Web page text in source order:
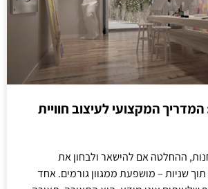
המקצועי לעיצוב חוויית
ההחלטה אם להישאר ולבחון את
שניות – מושפעת ממגוון גורמים. אחד